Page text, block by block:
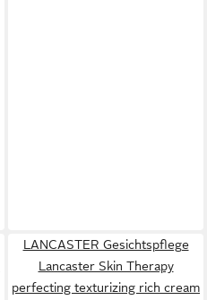
LANCASTER Gesichtspflege
Lancaster Skin Therapy
perfecting texturizing rich cream